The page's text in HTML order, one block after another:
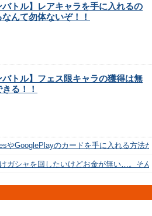
バトル】レアキャラを手に入れるの
んて勿体ないぞ！！
バトル】フェス限キャラの獲得は無
る！！
やGooglePlayのカードを手に入れる方法
ガシャを回したいけどお金が無い…。そ